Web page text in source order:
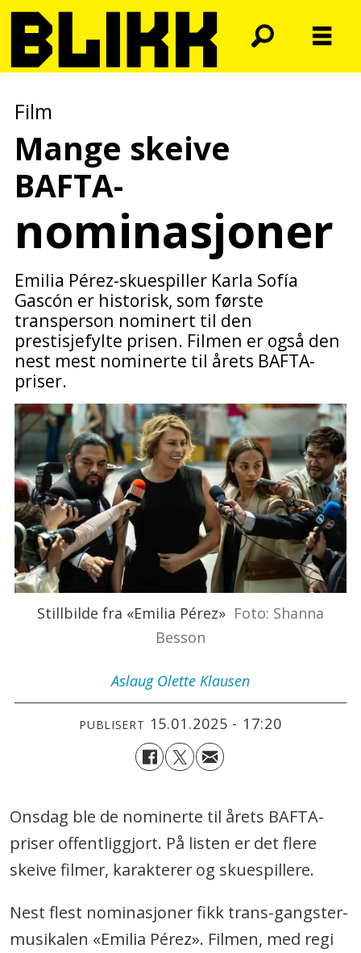
Film
Mange skeive
BAFTA-
nominasjoner
Emilia Pérez-skuespiller Karla Sofía
Gascón er historisk, som første
transperson nominert til den
prestisjefylte prisen. Filmen er også den
nest mest nominerte til årets BAFTA-
priser.
Stillbilde fra «Emilia Pérez» Foto: Shanna
Besson
Aslaug Olette Klausen
PUBLISERT 15.01.2025 - 17:20
Onsdag ble de nominerte til årets BAFTA-
priser offentliggjort. På listen er det flere
skeive filmer, karakterer og skuespillere.
Nest flest nominasjoner fikk trans-gangster-
musikalen «Emilia Pérez». Filmen, med regi